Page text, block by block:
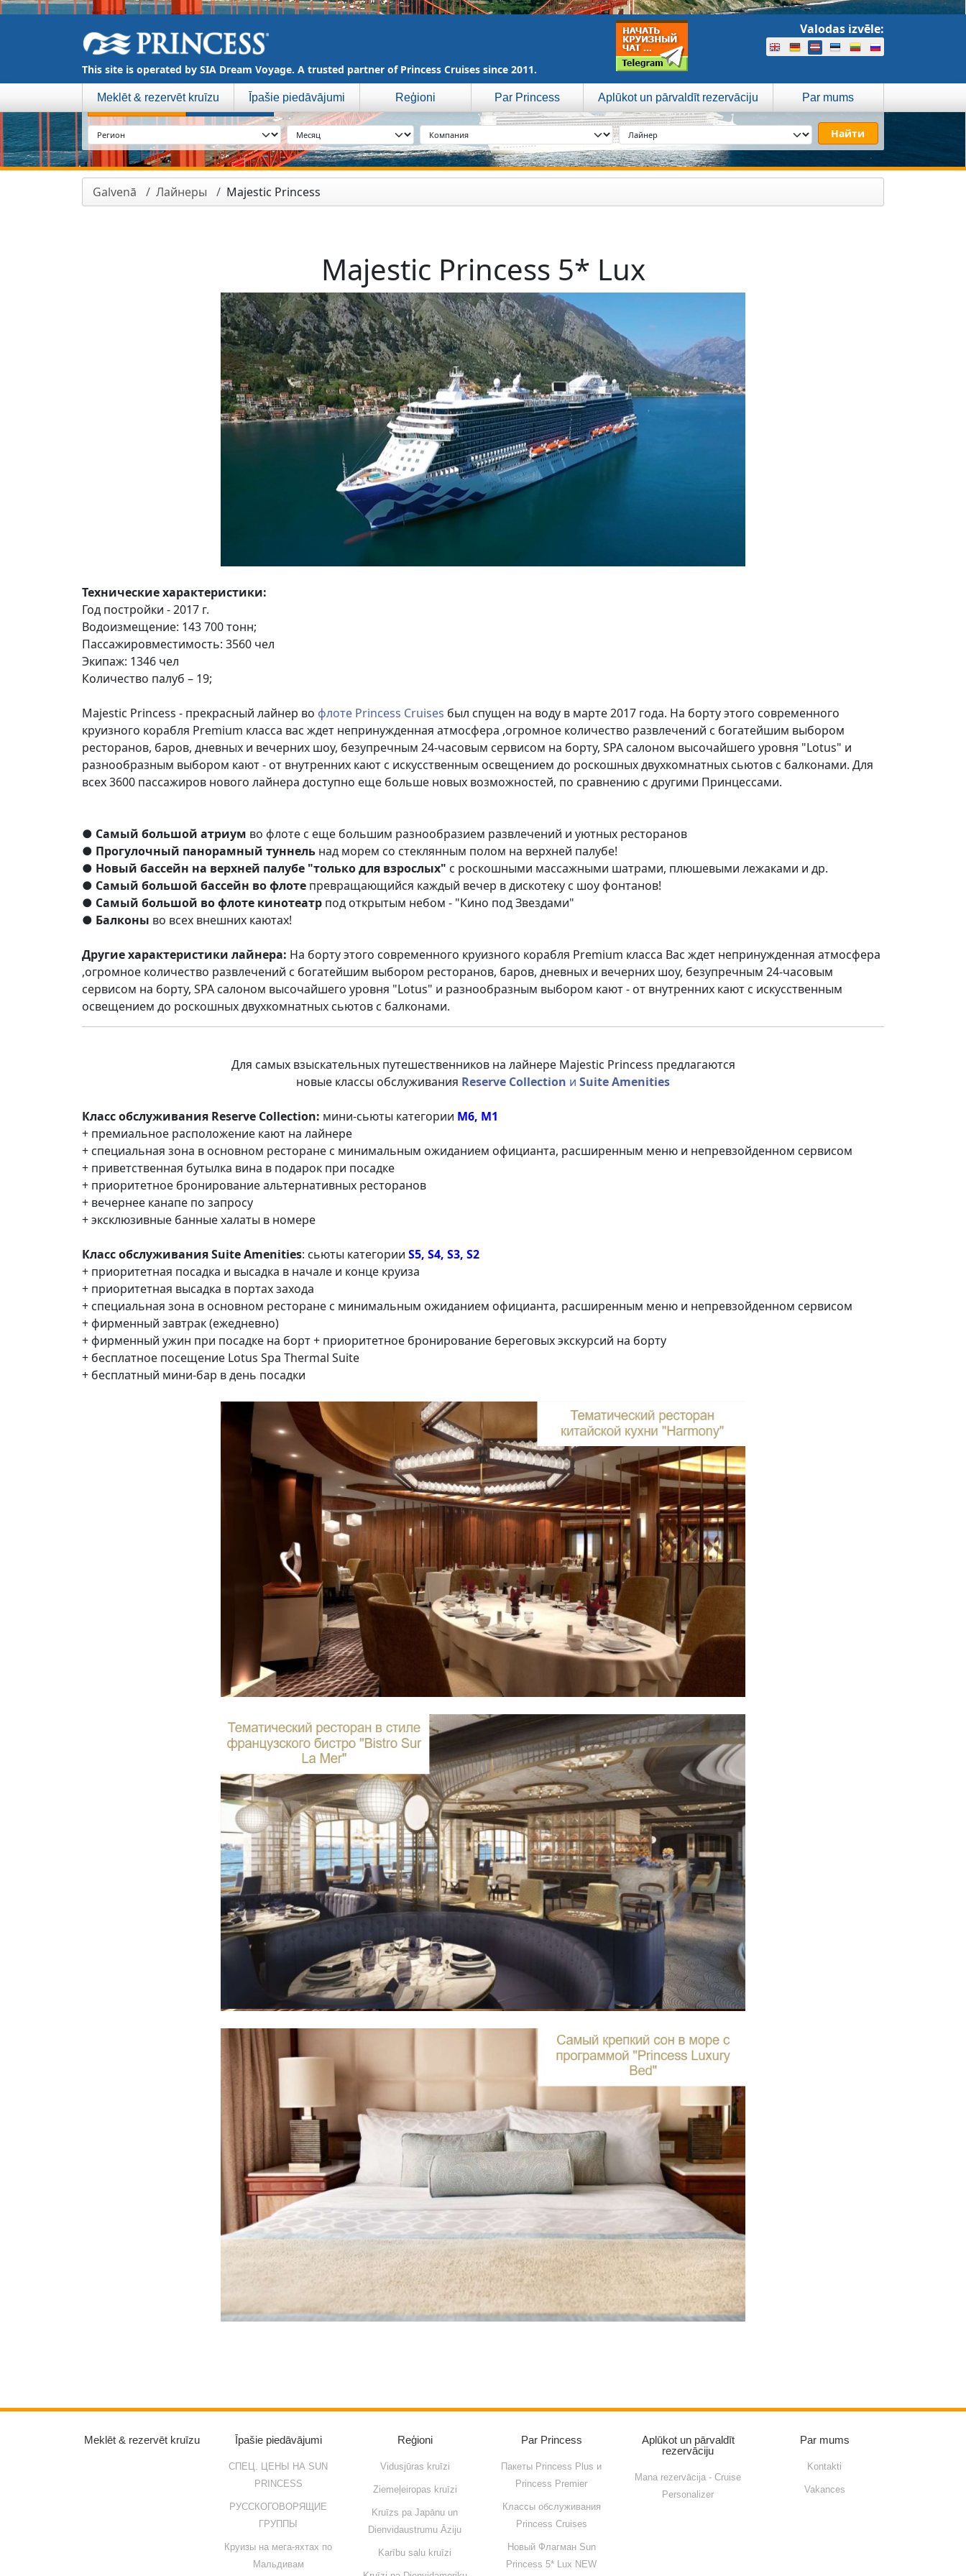
Valodas izvēle:
This site is operated by SIA Dream Voyage. A trusted partner of Princess Cruises since 2011.
Meklēt & rezervēt kruīzu Īpašie piedāvājumi Reģioni Par Princess Aplūkot un pārvaldīt rezervāciju Par mums
МОРСКИЕ РЕЧНЫЕ
Galvenā Лайнеры Majestic Princess
Majestic Princess 5* Lux
Технические характеристики:
Год постройки - 2017 г.
Водоизмещение: 143 700 тонн;
Пассажировместимость: 3560 чел
Экипаж: 1346 чел
Количество палуб – 19;
Majestic Princess - прекрасный лайнер во флоте Princess Cruises был спущен на воду в марте 2017 года. На борту этого современного
круизного корабля Premium класса вас ждет непринужденная атмосфера ,огромное количество развлечений с богатейшим выбором
ресторанов, баров, дневных и вечерних шоу, безупречным 24-часовым сервисом на борту, SPA салоном высочайшего уровня "Lotus" и
разнообразным выбором кают - от внутренних кают с искусственным освещением до роскошных двухкомнатных сьютов с балконами. Для
всех 3600 пассажиров нового лайнера доступно еще больше новых возможностей, по сравнению с другими Принцессами.
● Самый большой атриум во флоте с еще большим разнообразием развлечений и уютных ресторанов
● Прогулочный панорамный туннель над морем со стеклянным полом на верхней палубе!
● Новый бассейн на верхней палубе "только для взрослых" с роскошными массажными шатрами, плюшевыми лежаками и др.
● Самый большой бассейн во флоте превращающийся каждый вечер в дискотеку с шоу фонтанов!
● Самый большой во флоте кинотеатр под открытым небом - "Кино под Звездами"
● Балконы во всех внешних каютах!
Другие характеристики лайнера: На борту этого современного круизного корабля Premium класса Вас ждет непринужденная атмосфера
,огромное количество развлечений с богатейшим выбором ресторанов, баров, дневных и вечерних шоу, безупречным 24-часовым
сервисом на борту, SPA салоном высочайшего уровня "Lotus" и разнообразным выбором кают - от внутренних кают с искусственным
освещением до роскошных двухкомнатных сьютов с балконами.
Для самых взыскательных путешественников на лайнере Majestic Princess предлагаются
новые классы обслуживания Reserve Collection и Suite Amenities
Класс обслуживания Reserve Collection: мини-сьюты категории M6, M1
+ премиальное расположение кают на лайнере
+ специальная зона в основном ресторане с минимальным ожиданием официанта, расширенным меню и непревзойденном сервисом
+ приветственная бутылка вина в подарок при посадке
+ приоритетное бронирование альтернативных ресторанов
+ вечернее канапе по запросу
+ эксклюзивные банные халаты в номере
Класс обслуживания Suite Amenities: сьюты категории S5, S4, S3, S2
+ приоритетная посадка и высадка в начале и конце круиза
+ приоритетная высадка в портах захода
+ специальная зона в основном ресторане с минимальным ожиданием официанта, расширенным меню и непревзойденном сервисом
+ фирменный завтрак (ежедневно)
+ фирменный ужин при посадке на борт + приоритетное бронирование береговых экскурсий на борту
+ бесплатное посещение Lotus Spa Thermal Suite
+ бесплатный мини-бар в день посадки
Meklēt & rezervēt kruīzu Īpašie piedāvājumi
СПЕЦ. ЦЕНЫ НА SUN
PRINCESS
РУССКОГОВОРЯЩИЕ
ГРУППЫ
Круизы на мега-яхтах по
Мальдивам
Reģioni
Vidusjūras kruīzi
Ziemeļeiropas kruīzi
Kruīzs pa Japānu un
Dienvidaustrumu Āziju
Karību salu kruīzi
Par Princess
Пакеты Princess Plus и
Princess Premier
Классы обслуживания
Princess Cruises
Новый Флагман Sun
Princess 5* Lux NEW
Aplūkot un pārvaldīt
rezervāciju
Mana rezervācija - Cruise
Personalizer
Par mums
Kontakti
Vakances